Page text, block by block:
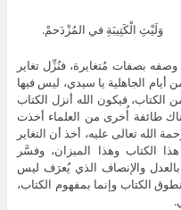
الْكَتِيبَةِ في المُزْدَحمْ.
بصفات مُتغايرة، فنُزِّل تغاير
أيام الجاهلية يا سيدي، ليس فيها
فيكون الله أنزل الكتاب
طائفة أُخرى من العلماء أخذت
الله تعالى عليه، أخذ أن التغاير
الكتاب وهذا الميزان، وفسَّر
بالعدل والإنصاف الذي يُعرَف ليس
الكتاب وإنما بمفهوم الكتاب،